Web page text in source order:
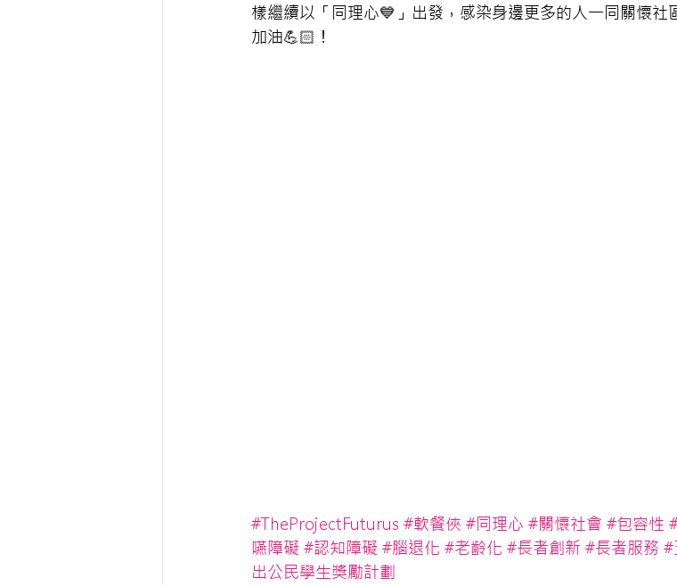
樣繼續以「同理心💙」出發，感染身邊更多的人一同關懷
加油💪🏻！
#TheProjectFuturus #軟餐俠 #同理心 #關懷社會 #包容性
嚥障礙 #認知障礙 #腦退化 #老齡化 #長者創新 #長者服務 #
出公民學生獎勵計劃